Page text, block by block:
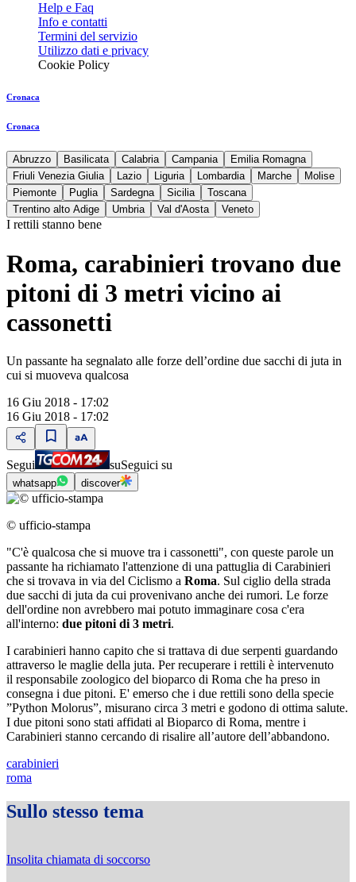
Help e Faq
Info e contatti
Termini del servizio
Utilizzo dati e privacy
Cookie Policy
Cronaca
Cronaca
Abruzzo Basilicata Calabria Campania
Emilia Romagna
Friuli Venezia Giulia
Lazio Liguria Lombardia Marche
Molise
Piemonte
Puglia Sardegna Sicilia
Toscana
Trentino alto Adige
Umbria Val d'Aosta Veneto
I rettili stanno bene
Roma, carabinieri trovano due
pitoni di 3 metri vicino ai
cassonetti
Un passante ha segnalato alle forze dell’ordine due sacchi di juta in
cui si muoveva qualcosa
16 Giu 2018 - 17:02
16 Giu 2018 - 17:02
Segui suSeguici su
whatsapp discover
© ufficio-stampa
"C'è qualcosa che si muove tra i cassonetti", con queste parole un
passante ha richiamato l'attenzione di una pattuglia di Carabinieri
che si trovava in via del Ciclismo a Roma. Sul ciglio della strada
due sacchi di juta da cui provenivano anche dei rumori. Le forze
dell'ordine non avrebbero mai potuto immaginare cosa c'era
all'interno: due pitoni di 3 metri.
I carabinieri hanno capito che si trattava di due serpenti guardando
attraverso le maglie della juta. Per recuperare i rettili è intervenuto
il responsabile zoologico del bioparco di Roma che ha preso in
consegna i due pitoni. E' emerso che i due rettili sono della specie
”Python Molorus”, misurano circa 3 metri e godono di ottima salute.
I due pitoni sono stati affidati al Bioparco di Roma, mentre i
Carabinieri stanno cercando di risalire all’autore dell’abbandono.
carabinieri
roma
Sullo stesso tema
Insolita chiamata di soccorso